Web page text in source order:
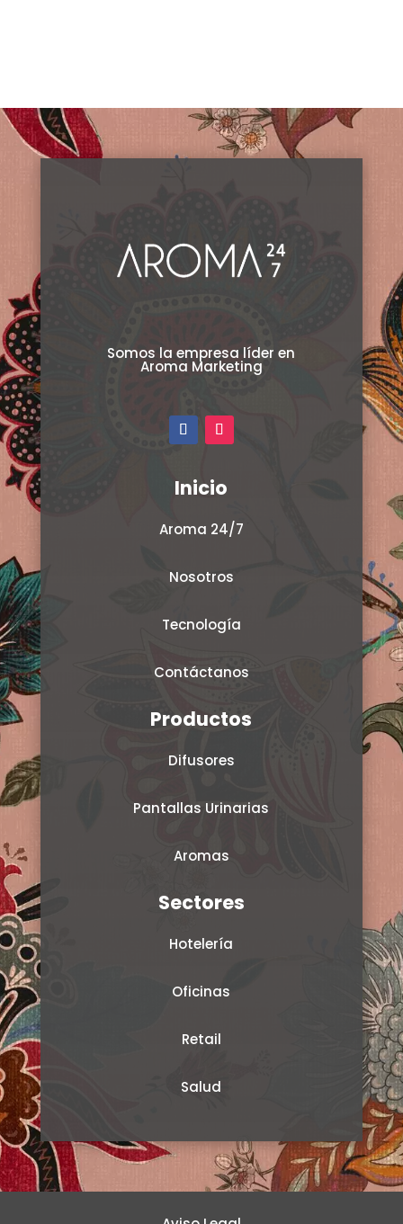
Somos la empresa líder en
Aroma Marketing
Inicio
Aroma 24/7
Nosotros
Tecnología
Contáctanos
Productos
Difusores
Pantallas Urinarias
Aromas
Sectores
Hotelería
Oficinas
Retail
Salud